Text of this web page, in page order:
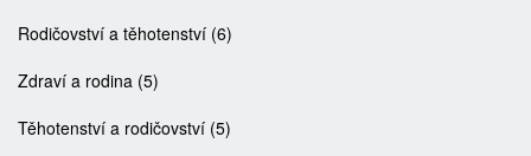
Rodičovství a těhotenství (6)
Zdraví a rodina (5)
Těhotenství a rodičovství (5)